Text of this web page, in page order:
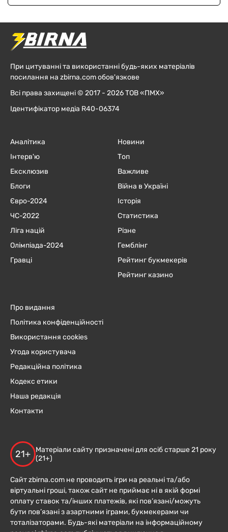
При цитуванні та використанні будь-яких матеріалів
посилання на zbirna.com обов'язкове
Всі права захищені © 2017 - 2026 ТОВ «ПМХ»
Ідентифікатор медіа R40-06374
Аналітика
Інтерв'ю
Ексклюзив
Блоги
Євро-2024
ЧC-2022
Ліга націй
Олімпіада-2024
Гравці
Новини
Топ
Важливе
Війна в Україні
Історія
Статистика
Різне
Гемблінг
Рейтинг букмекерів
Рейтинг казино
Про видання
Політика конфіденційності
Використання cookies
Угода користувача
Редакційна політика
Кодекс етики
Наша редакція
Контакти
21+
Матеріали сайту призначені для осіб старше 21 року
(21+)
Сайт zbirna.com не проводить ігри на реальні та/або
віртуальні гроші, також сайт не приймає ні в якій формі
оплату ставок та/інших платежів, які пов’язані/можуть
бути пов’язані з азартними іграми, букмекерами чи
тоталізаторами. Будь-які матеріали на інформаційному